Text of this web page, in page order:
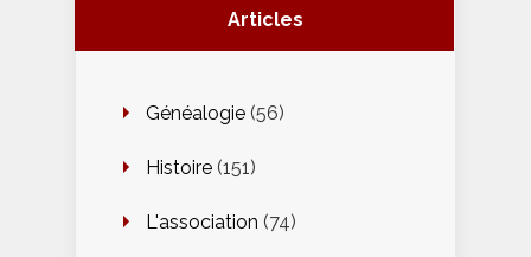
Articles
Généalogie (56)
Histoire (151)
L'association (74)